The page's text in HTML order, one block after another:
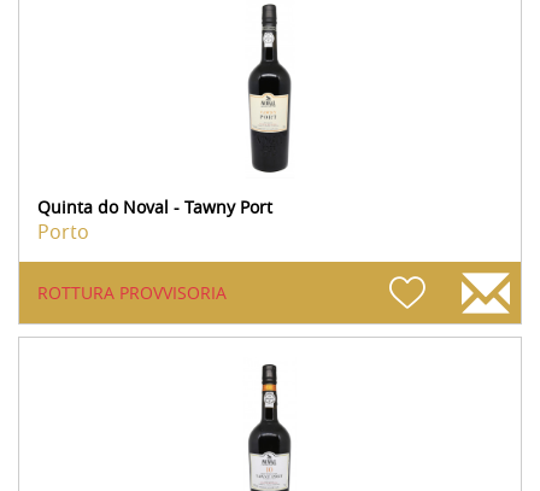
Quinta do Noval - Tawny Port
Porto
ROTTURA PROVVISORIA